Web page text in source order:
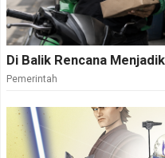
Di Balik Rencana
Pemerintah